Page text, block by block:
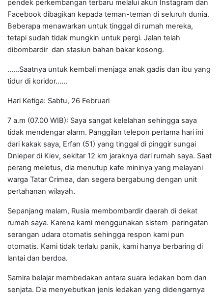
pendek perkembangan terbaru melalui akun Instagram dan
Facebook dibagikan kepada teman-teman di seluruh dunia.
Beberapa menawarkan untuk tinggal di rumah mereka,
tetapi sudah tidak mungkin untuk pergi. Jalan telah
dibombardir dan stasiun bahan bakar kosong.
......Saatnya untuk kembali menjaga anak gadis dan ibu yang
tidur di koridor......
Hari Ketiga: Sabtu, 26 Februari
7 a.m (07.00 WIB): Saya sangat kelelahan sehingga saya
tidak mendengar alarm. Panggilan telepon pertama hari ini
dari kakak saya, Erfan (51) yang tinggal di pinggir sungai
Dnieper di Kiev, sekitar 12 km jaraknya dari rumah saya. Saat
perang meletus, dia menutup kafe mininya yang melayani
warga Tatar Crimea, dan segera bergabung dengan unit
pertahanan wilayah.
Sepanjang malam, Rusia membombardir daerah di dekat
rumah saya. Karena kami menggunakan sistem peringatan
serangan udara otomatis sehingga respon kami pun
otomatis. Kami tidak terlalu panik, kami hanya berbaring di
lantai dan berdoa.
Samira belajar membedakan antara suara ledakan bom dan
senjata. Dia menyebutkan jenis ledakan yang didengarnya